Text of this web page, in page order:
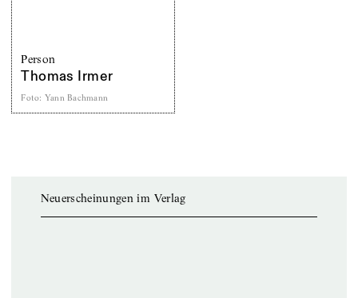
Person
Thomas Irmer
Foto: Yann Bachmann
Neuerscheinungen im Verlag